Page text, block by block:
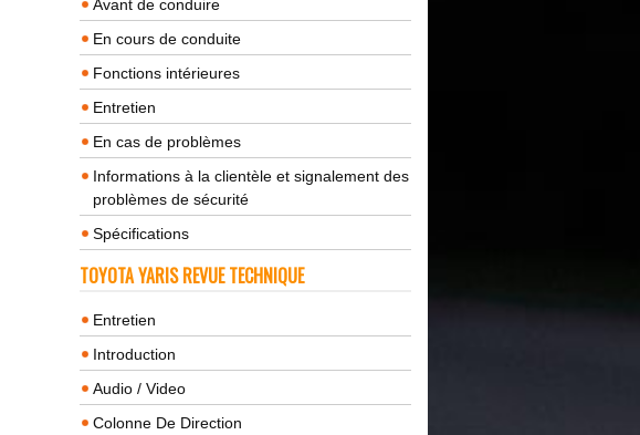
Avant de conduire
En cours de conduite
Fonctions intérieures
Entretien
En cas de problèmes
Informations à la clientèle et signalement des
problèmes de sécurité
Spécifications
TOYOTA YARIS REVUE TECHNIQUE
Entretien
Introduction
Audio / Video
Colonne De Direction